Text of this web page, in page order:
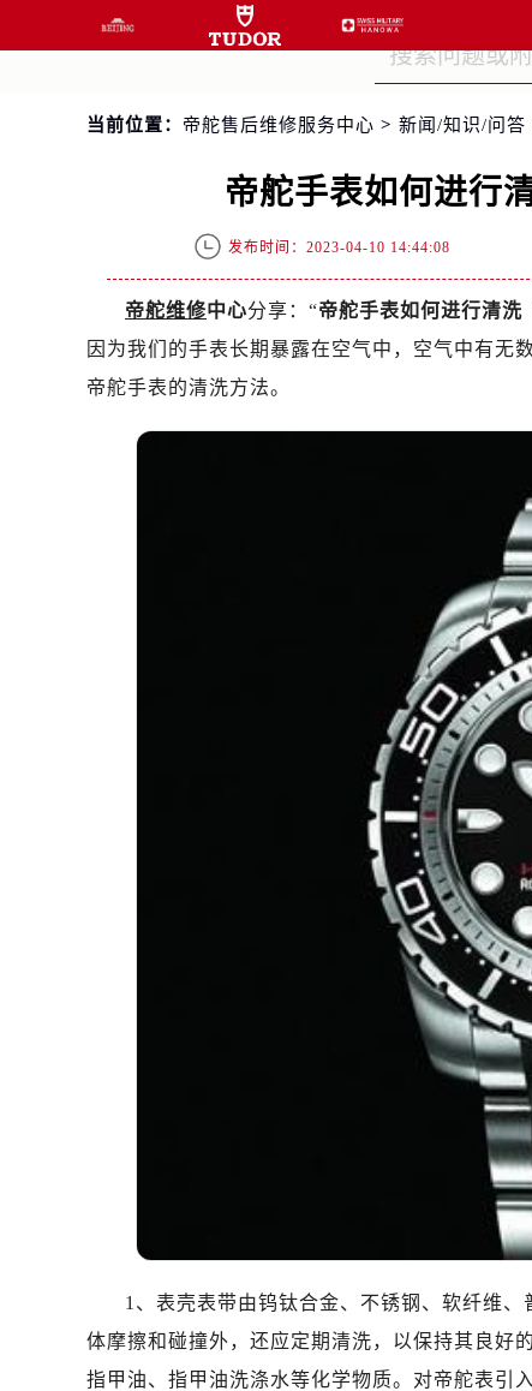
当前位置： 帝舵售后维修服务中心 > 新闻/知识/问答
帝舵手表如何进行
发布时间：2023-04-10 14:44:08
帝舵维修中心分享：“帝舵手表如何进行清洗
因为我们的手表长期暴露在空气中，空气中有无
帝舵手表的清洗方法。
1、表壳表带由钨钛合金、不锈钢、软纤维
体摩擦和碰撞外，还应定期清洗，以保持其良好
指甲油、指甲油洗涤水等化学物质。对帝舵表引